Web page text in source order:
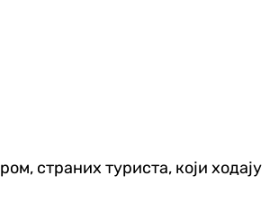
страних туриста, који ходају